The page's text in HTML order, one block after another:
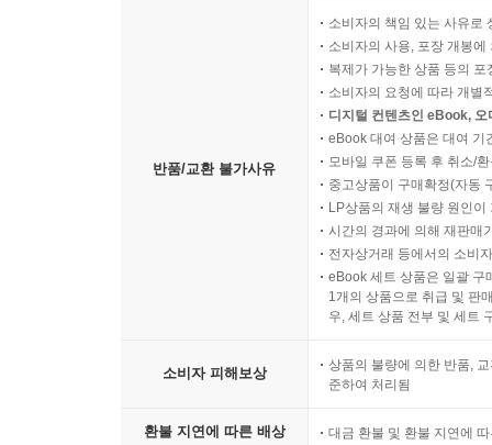
반품/교환 불가사유
소비자의 책임 있는 사유로
소비자의 사용, 포장 개봉
복제가 가능한 상품 등의
소비자의 요청에 따라 개별
디지털 컨텐츠인 eBook,
eBook 대여 상품은 대여 기
모바일 쿠폰 등록 후 취소/
중고상품이 구매확정(자동
LP상품의 재생 불량 원인
시간의 경과에 의해 재판매
전자상거래 등에서의 소비
eBook 세트 상품은 일괄 구
1개의 상품으로 취급 및 판
우, 세트 상품 전부 및 세트
소비자 피해보상
상품의 불량에 의한 반품,
준하여 처리됨
환불 지연에 따른 배상 대금 환불 및 환불 지연에